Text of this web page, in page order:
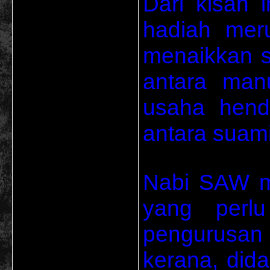
hadiah
menaikkan
antara
usaha
antara
Nabi SAW
yang
kerana,